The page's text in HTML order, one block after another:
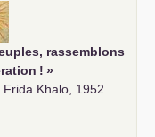
rassemblons
! »
Khalo, 1952